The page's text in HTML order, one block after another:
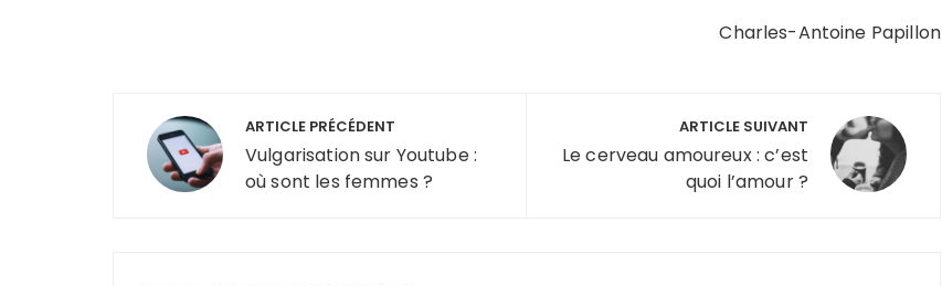
Charles-Antoine Papillon
Navigation
de
l’article
ARTICLE PRÉCÉDENT
Vulgarisation sur Youtube :
où sont les femmes ?
ARTICLE SUIVANT
Le cerveau amoureux : c’est
quoi l’amour ?